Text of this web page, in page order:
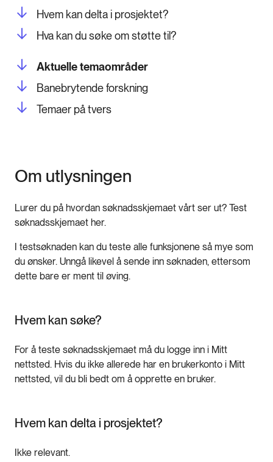
Hvem kan delta i prosjektet?
Hva kan du søke om støtte til?
Aktuelle temaområder
Banebrytende forskning
Temaer på tvers
Om utlysningen
Lurer du på hvordan søknadsskjemaet vårt ser ut? Test
søknadsskjemaet her.
I testsøknaden kan du teste alle funksjonene så mye som
du ønsker. Unngå likevel å sende inn søknaden, ettersom
dette bare er ment til øving.
Hvem kan søke?
For å teste søknadsskjemaet må du logge inn i Mitt
nettsted. Hvis du ikke allerede har en brukerkonto i Mitt
nettsted, vil du bli bedt om å opprette en bruker.
Hvem kan delta i prosjektet?
Ikke relevant.